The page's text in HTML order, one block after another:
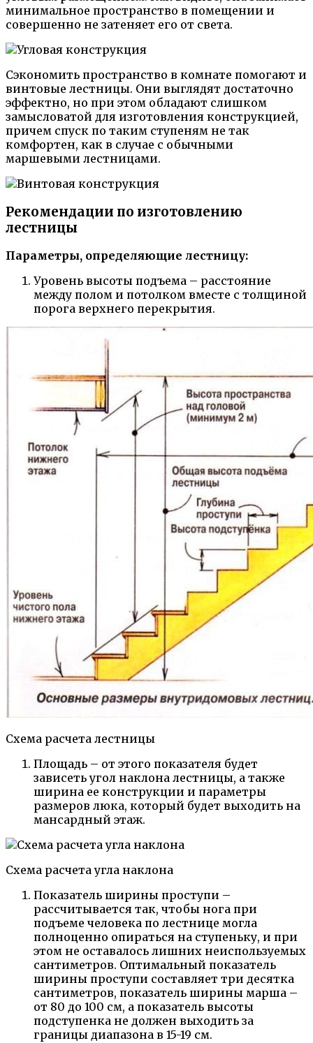
минимальное пространство в помещении и
совершенно не затеняет его от света.
Сэкономить пространство в комнате помогают и
винтовые лестницы. Они выглядят достаточно
эффектно, но при этом обладают слишком
замысловатой для изготовления конструкцией,
причем спуск по таким ступеням не так
комфортен, как в случае с обычными
маршевыми лестницами.
Рекомендации по изготовлению
лестницы
Параметры, определяющие лестницу:
Уровень высоты подъема – расстояние
между полом и потолком вместе с толщиной
порога верхнего перекрытия.
Схема расчета лестницы
Площадь – от этого показателя будет
зависеть угол наклона лестницы, а также
ширина ее конструкции и параметры
размеров люка, который будет выходить на
мансардный этаж.
Схема расчета угла наклона
Показатель ширины проступи –
рассчитывается так, чтобы нога при
подъеме человека по лестнице могла
полноценно опираться на ступеньку, и при
этом не оставалось лишних неиспользуемых
сантиметров. Оптимальный показатель
ширины проступи составляет три десятка
сантиметров, показатель ширины марша –
от 80 до 100 см, а показатель высоты
подступенка не должен выходить за
границы диапазона в 15-19 см.